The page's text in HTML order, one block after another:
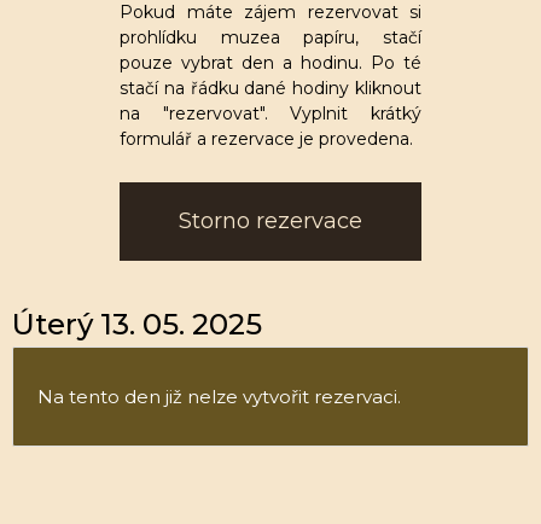
Pokud máte zájem rezervovat si
prohlídku muzea papíru, stačí
pouze vybrat den a hodinu. Po té
stačí na řádku dané hodiny kliknout
na "rezervovat". Vyplnit krátký
formulář a rezervace je provedena.
Storno rezervace
Úterý 13. 05. 2025
Na tento den již nelze vytvořit rezervaci.